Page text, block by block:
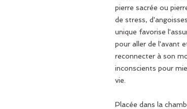
pierre sacrée ou
de stress,
unique favorise
pour aller de l'avant
reconnecter à son
inconscients pour
vie.
Placée dans la